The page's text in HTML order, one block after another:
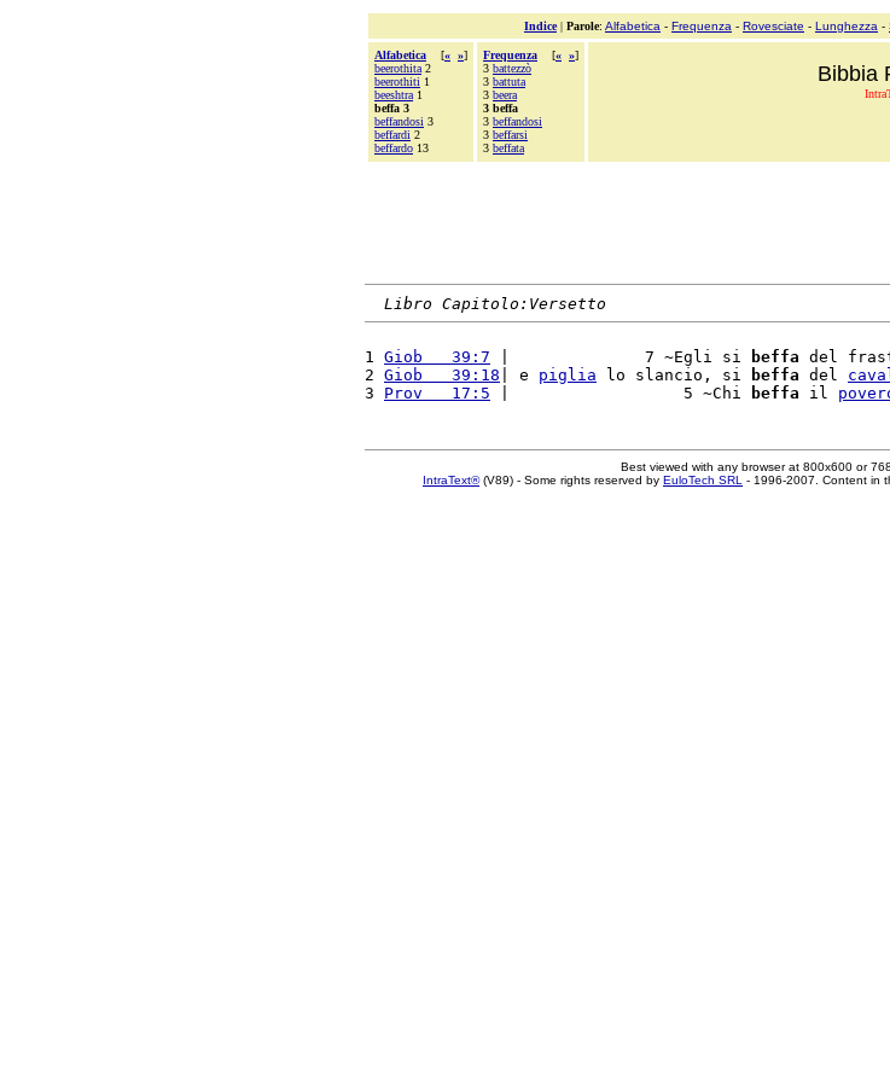
Indice| Parole: Alfabetica - Frequenza - Rovesciate - Lunghezza -
Alfabetica [« »]
beerothita 2
beerothiti 1
beeshtra 1
beffa 3
beffandosi 3
beffardi 2
beffardo 13
Frequenza [« »]
3 battezzò
3 battuta
3 beera
3 beffa
3 beffandosi
3 beffarsi
3 beffata
Bibbia
Libro Capitolo:Versetto
1 Giob   39:7 |              7 ~Egli si beffa del
2 Giob   39:18 | e piglia lo slancio, si beffa del
3 Prov   17:5 |                  5 ~Chi beffa il
Best viewed with any browser at 800x600 or
IntraText®(V89) - Some rights reserved by EuloTech SRL - 1996-2007. Content in